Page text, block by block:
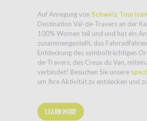
Auf Anregung von Schweiz
Destination Val-de-Travers an der
100% Women teil und und hat ein
zusammengestellt, das
Entdeckung des symbolträchtigen
de-Travers, des Creux du Van,
verbindet! Besuchen Sie unsere
um Ihre Aktivität zu entdecken und
LEARN MORE